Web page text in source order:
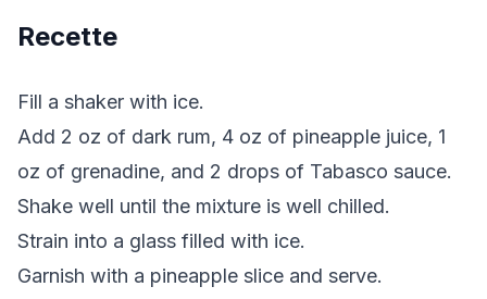
Recette
Fill a shaker with ice.
Add 2 oz of dark rum, 4 oz of pineapple juice, 1
oz of grenadine, and 2 drops of Tabasco sauce.
Shake well until the mixture is well chilled.
Strain into a glass filled with ice.
Garnish with a pineapple slice and serve.